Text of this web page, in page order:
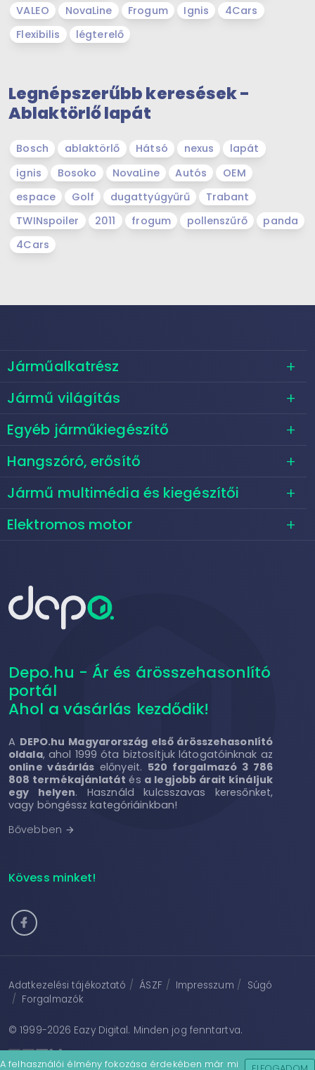
VALEO
NovaLine Frogum Ignis
4Cars
Flexibilis
légterelő
Legnépszerűbb keresések -
Ablaktörlő lapát
Bosch ablaktörlő Hátsó nexus
lapát
ignis
Bosoko NovaLine Autós
OEM
espace
Golf dugattyúgyűrű
Trabant
TWINspoiler
2011 frogum pollenszűrő
panda
4Cars
Járműalkatrész
Jármű világítás
Egyéb járműkiegészítő
Hangszóró, erősítő
Jármű multimédia és kiegészítői
Elektromos motor
Depo.hu - Ár és árösszehasonlító
portál
Ahol a vásárlás kezdődik!
A DEPO.hu Magyarország első árösszehasonlító
oldala, ahol 1999 óta biztosítjuk látogatóinknak az
online vásárlás előnyeit. 520 forgalmazó 3 786
808 termékajánlatát és a legjobb árait kínáljuk
egy helyen. Használd kulcsszavas keresőnket,
vagy böngéssz kategóriáinkban!
Bővebben arrow_forward
Kövess minket!
Adatkezelési tájékoztató ÁSZF Impresszum
Súgó
Forgalmazók
© 1999-2026 Eazy Digital. Minden jog fenntartva.
A felhasználói élmény fokozása érdekében már mi